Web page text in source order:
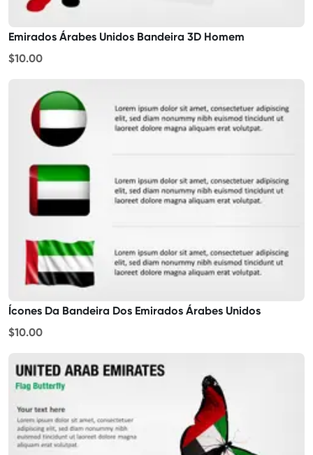
Emirados Árabes Unidos Bandeira 3D Homem
$10.00
Ícones Da Bandeira Dos Emirados Árabes Unidos
$10.00